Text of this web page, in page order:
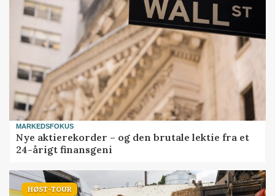
MARKEDSFOKUS
Nye aktierekorder – og den brutale lektie fra et
24-årigt finansgeni
HØST-TOUR